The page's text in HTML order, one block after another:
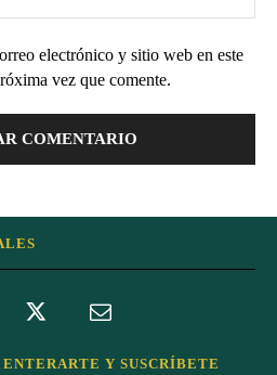
electrónico y sitio web en este
vez que comente.
Y SUSCRÍBETE